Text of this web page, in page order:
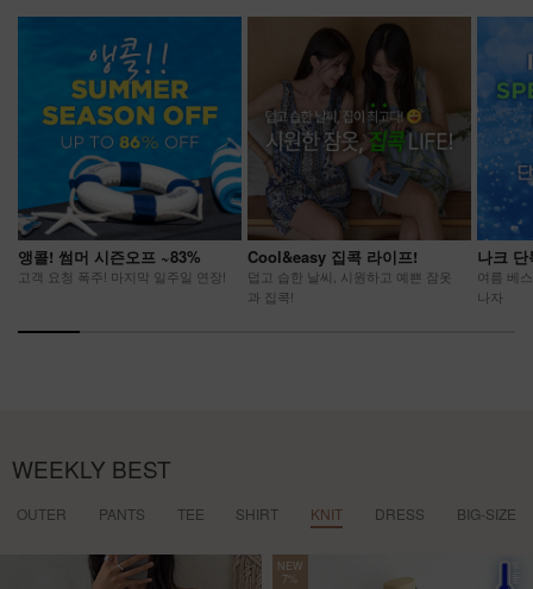
앵콜! 썸머 시즌오프 ~83%
고객 요청 폭주! 마지막 일주일 연장!
Cool&easy 집콕 라이프!
덥고 습한 날씨, 시원하고 예쁜 잠옷
과 집콕!
나크
여름 베
나자
WEEKLY BEST
OUTER PANTS TEE SHIRT KNIT DRESS BIG-SIZE